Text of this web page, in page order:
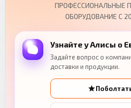
ПРОФЕССИОНАЛЬНЫЕ
ОБОРУДОВАНИЕ С
Узнайте у Алисы о
Задайте вопрос о
доставки и продукции.